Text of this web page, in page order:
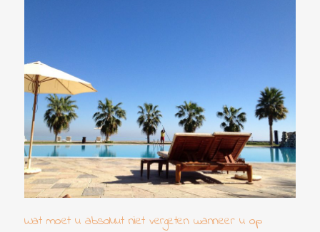
Wat moet u absoluut niet vergeten wanneer u op